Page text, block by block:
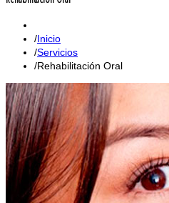
Inicio
Servicios
Rehabilitación Oral